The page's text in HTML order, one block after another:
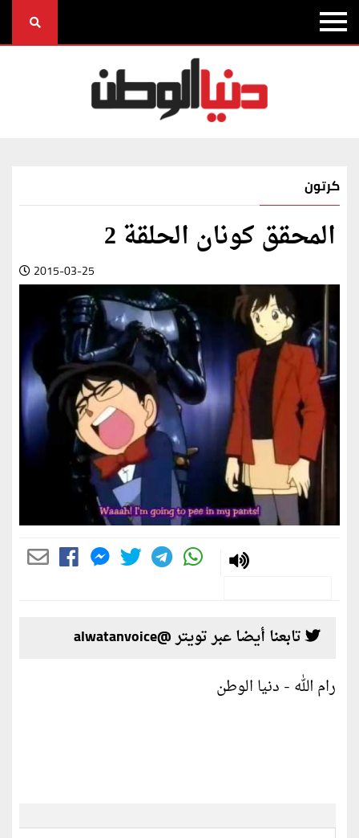
كرتون
المحقق كونان الحلقة 2
2015-03-25
تابعنا أيضا عبر تويتر @alwatanvoice
رام الله - دنيا الوطن